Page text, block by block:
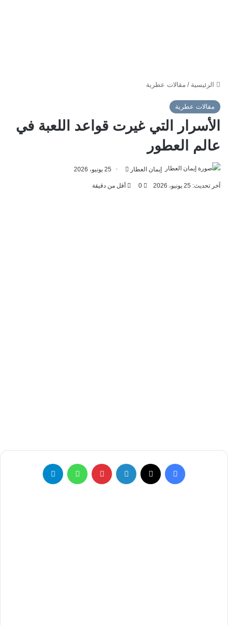
الرئيسية / مقالات عطرية
مقالات عطرية
الأسرار التي غيرت قواعد اللعبة في
عالم العطور
إيمان العطار
أرسل
بريدا
25 يونيو، 2026
آخر تحديث: 25 يونيو، 2026 0 أقل من دقيقة
فيسبوك لينكدإن بينتيريست واتساب